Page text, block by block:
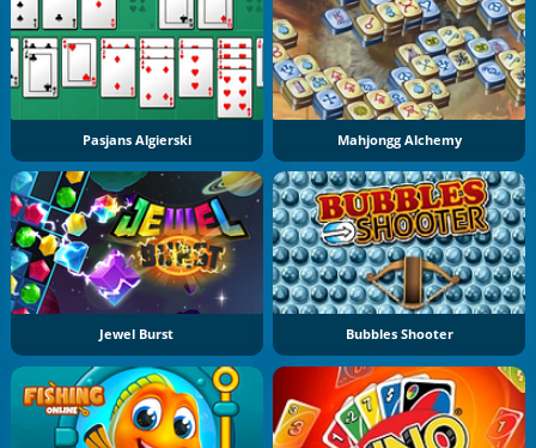
Pasjans Algierski Mahjongg Alchemy
Jewel Burst Bubbles Shooter